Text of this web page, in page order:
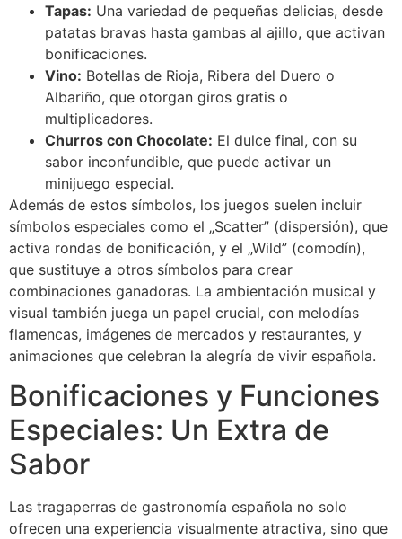
Tapas: Una variedad de pequeñas delicias, desde
patatas bravas hasta gambas al ajillo, que activan
bonificaciones.
Vino: Botellas de Rioja, Ribera del Duero o
Albariño, que otorgan giros gratis o
multiplicadores.
Churros con Chocolate: El dulce final, con su
sabor inconfundible, que puede activar un
minijuego especial.
Además de estos símbolos, los juegos suelen incluir
símbolos especiales como el „Scatter” (dispersión), que
activa rondas de bonificación, y el „Wild” (comodín),
que sustituye a otros símbolos para crear
combinaciones ganadoras. La ambientación musical y
visual también juega un papel crucial, con melodías
flamencas, imágenes de mercados y restaurantes, y
animaciones que celebran la alegría de vivir española.
Bonificaciones y Funciones
Especiales: Un Extra de
Sabor
Las tragaperras de gastronomía española no solo
ofrecen una experiencia visualmente atractiva, sino que